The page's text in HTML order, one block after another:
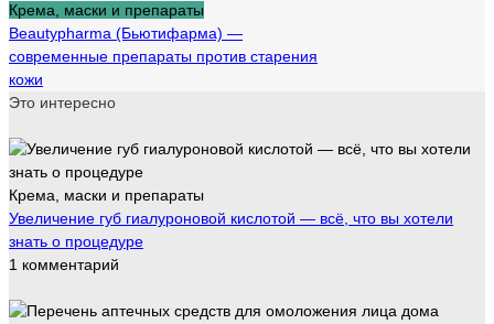
Крема, маски и препараты
Beautypharma (Бьютифарма) —
современные препараты против старения
кожи
Это интересно
Крема, маски и препараты
Увеличение губ гиалуроновой кислотой — всё, что вы хотели
знать о процедуре
1 комментарий